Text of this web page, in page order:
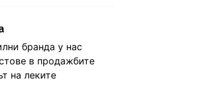
бранда у нас
в продажбите
на леките